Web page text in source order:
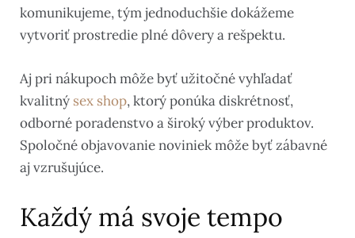
komunikujeme, tým jednoduchšie dokážeme
vytvoriť prostredie plné dôvery a rešpektu.
Aj pri nákupoch môže byť užitočné vyhľadať
kvalitný sex shop, ktorý ponúka diskrétnosť,
odborné poradenstvo a široký výber produktov.
Spoločné objavovanie noviniek môže byť zábavné
aj vzrušujúce.
Každý má svoje tempo